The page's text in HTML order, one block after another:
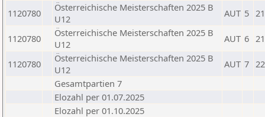
1120780
Österreichische Meisterschaften 2025 B
U12
AUT 5
1120780
Österreichische Meisterschaften 2025 B
U12
AUT 6
1120780
Österreichische Meisterschaften 2025 B
U12
AUT 7
Gesamtpartien 7
Elozahl per 01.07.2025
Elozahl per 01.10.2025